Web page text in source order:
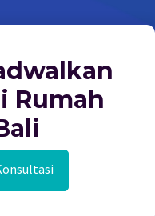
Rumah